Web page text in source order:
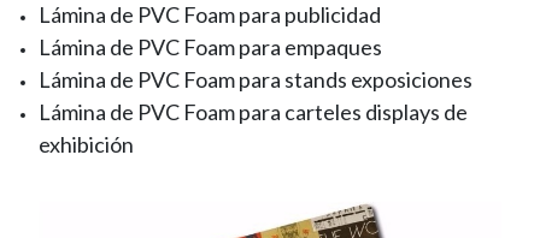
Lámina de PVC Foam para publicidad
Lámina de PVC Foam para empaques
Lámina de PVC Foam para stands exposiciones
Lámina de PVC Foam para carteles displays de
exhibición